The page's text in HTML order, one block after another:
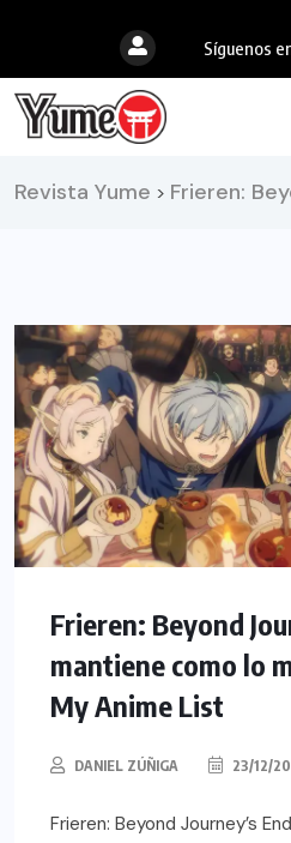
Síguenos
Revista Yume > Frieren:
Frieren: Beyond
mantiene como lo
My Anime List
DANIEL ZÚÑIGA 23/12/
Frieren: Beyond Journey’s